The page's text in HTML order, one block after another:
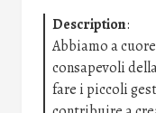
Description:
Abbiamo a
consapevoli
fare i piccoli